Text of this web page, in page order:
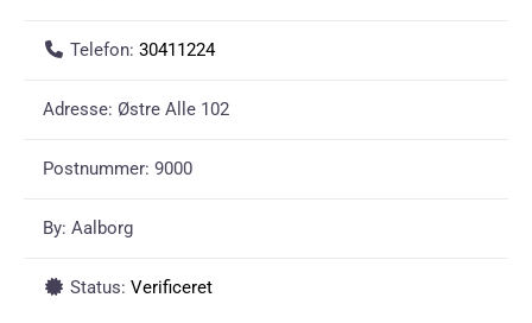
Telefon: 30411224
Adresse: Østre Alle 102
Postnummer: 9000
By: Aalborg
Status: Verificeret